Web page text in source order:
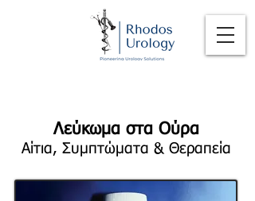
Λεύκωμα στα Ούρα
Αίτια, Συμπτώματα & Θεραπεία